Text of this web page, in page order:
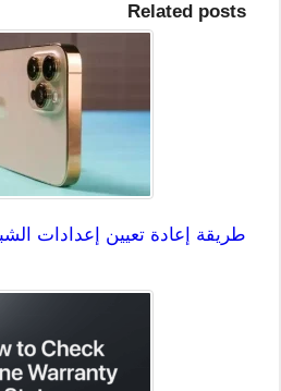
Related posts
طريقة إعادة تعيين إعدادات